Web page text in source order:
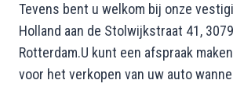
Tevens bent u welkom bij onze
Holland aan de Stolwijkstraat 41,
Rotterdam.U kunt een afspraak
voor het verkopen van uw auto